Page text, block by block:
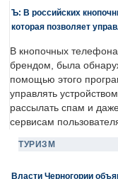
Ъ: В российских
которая позволяет
В кнопочных
брендом, была
помощью этого
управлять
рассылать спам и
сервисам
ТУРИЗМ
Власти Черногории